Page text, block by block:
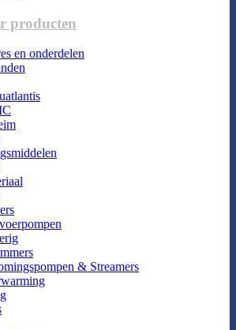
producten
en onderdelen
& Streamers